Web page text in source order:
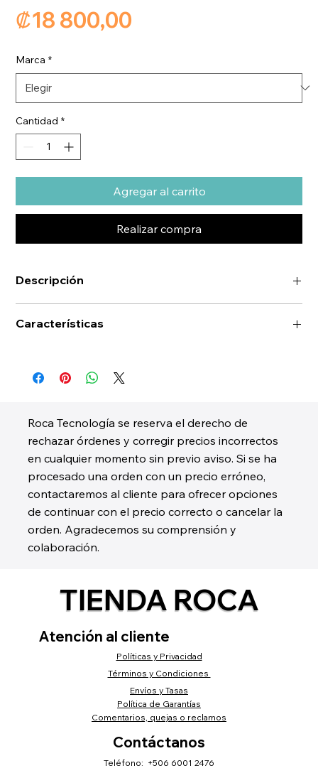
Roca Tecnología se reserva el derecho de
rechazar órdenes y corregir precios incorrectos
en cualquier momento sin previo aviso. Si se ha
procesado una orden con un precio erróneo,
contactaremos al cliente para ofrecer opciones
de continuar con el precio correcto o cancelar la
orden. Agradecemos su comprensión y
colaboración.
₡18 800,00
Marca *
Cantidad *
Agregar al carrito
Realizar compra
Descripción
Características
TIENDA ROCA
Atención al cliente
Políticas y Privacidad
Términos y Condiciones
Envíos y Tasas
Política de Garantías
Comentarios, quejas o reclamos
Contáctanos
Teléfono: +506 6001 2476